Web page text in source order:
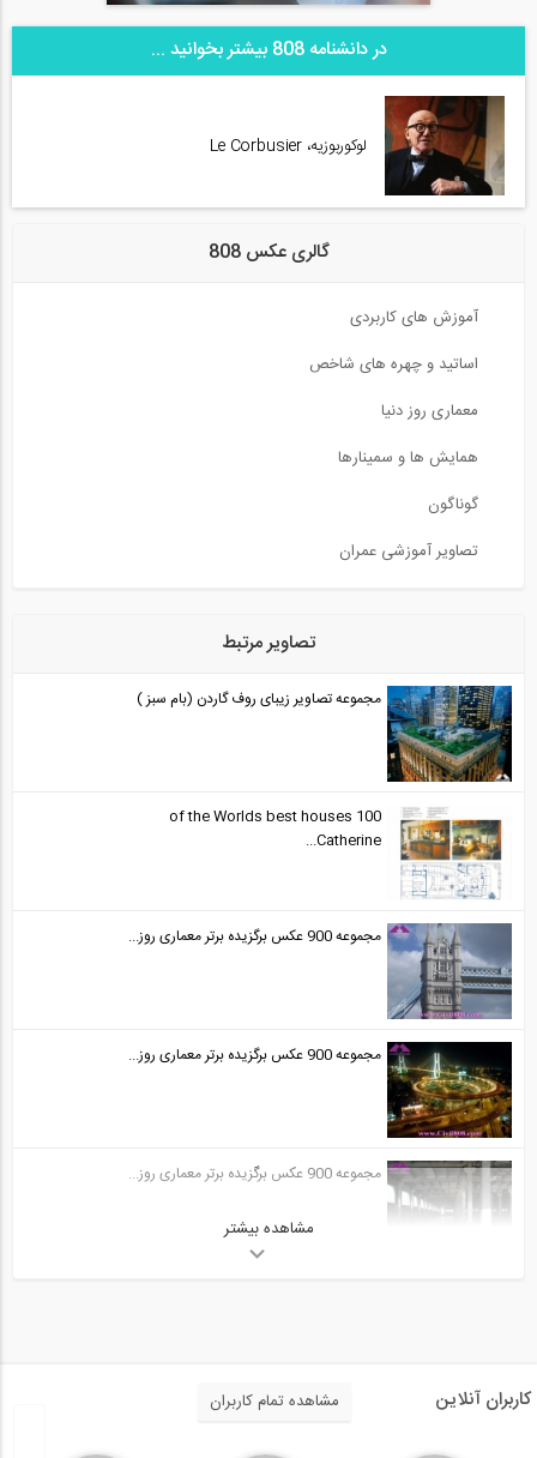
در دانشنامه 808 بیشتر بخوانید ...
لوکوربوزیه، Le Corbusier
گالری عکس 808
آموزش های کاربردی
اساتید و چهره های شاخص
معماری روز دنیا
همایش ها و سمینارها
گوناگون
تصاویر آموزشی عمران
تصاویر مرتبط
مجموعه تصاویر زیبای روف گاردن (بام سبز )
100 of the Worlds best houses
Catherine...
مجموعه 900 عکس برگزیده برتر معماری روز...
مجموعه 900 عکس برگزیده برتر معماری روز...
مجموعه 900 عکس برگزیده برتر معماری روز...
مشاهده بیشتر
کاربران آنلاین مشاهده تمام کاربران